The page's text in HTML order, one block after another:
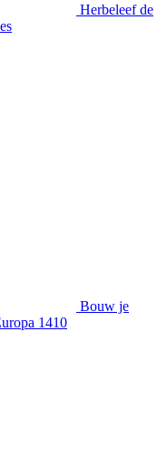
Herbeleef de
Bouw je
1410